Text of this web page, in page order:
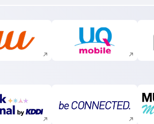
新規ウィンドウで開く 新規ウィンドウで
新規ウィンドウで開く 新規ウィンドウで